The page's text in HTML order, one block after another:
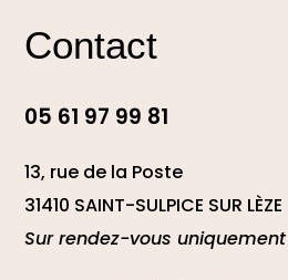
Contact
05 61 97 99 81
13, rue de la Poste
31410 SAINT-SULPICE SUR LÈZE
Sur rendez-vous uniquement